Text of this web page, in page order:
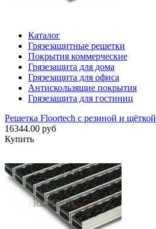
Каталог
Грязезащитные решетки
Покрытия коммерческие
Грязезащита для дома
Грязезащита для офиса
Антискользящие покрытия
Грязезащита для гостиниц
Решетка Floortech с резиной и щёткой
16344.00 руб
Купить